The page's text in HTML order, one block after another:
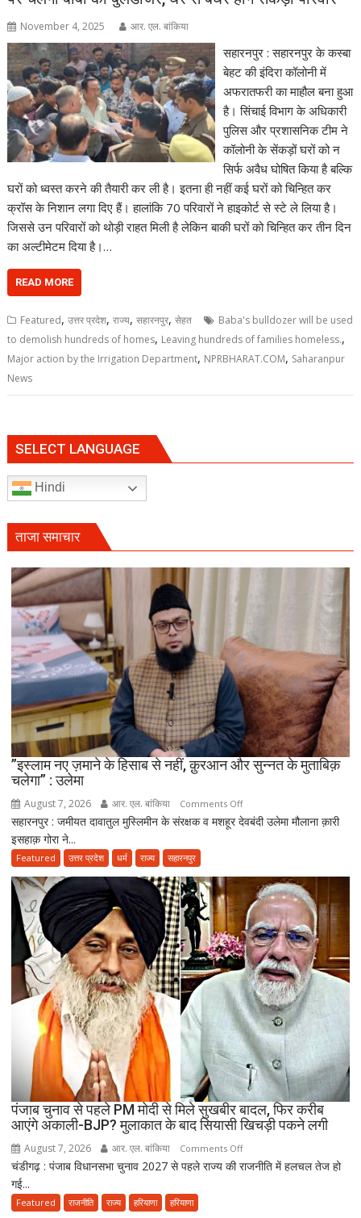
November 4, 2025 आर. एल. बांकिया
सहारनपुर : सहारनपुर के कस्बा
बेहट की इंदिरा कॉलोनी में
अफरातफरी का माहौल बना हुआ
है। सिंचाई विभाग के अधिकारी
पुलिस और प्रशासनिक टीम ने
कॉलोनी के सेंकड़ों घरों को न
सिर्फ अवैध घोषित किया है बल्कि
घरों को ध्वस्त करने की तैयारी कर ली है। इतना ही नहीं कई घरों को चिन्हित कर
क्रॉस के निशान लगा दिए हैं। हालांकि 70 परिवारों ने हाइकोर्ट से स्टे ले लिया है।
जिससे उन परिवारों को थोड़ी राहत मिली है लेकिन बाकी घरों को चिन्हित कर तीन दिन
का अल्टीमेटम दिया है।…
READ MORE
Featured,उत्तर प्रदेश,राज्य,सहारनपुर,सेहत
Baba's bulldozer will be used
to demolish hundreds of homes, Leaving hundreds of families homeless.,
Major action by the Irrigation Department, NPRBHARAT.COM, Saharanpur
News
SELECT LANGUAGE
Hindi
ताजा समाचार
”इस्लाम नए ज़माने के हिसाब से नहीं, क़ुरआन और सुन्नत के मुताबिक़
चलेगा” : उलेमा
August 7, 2026 आर. एल. बांकिया Comments Offon
”इस्लाम
हिसाब
से
नहीं,
क़ुरआन
और
सुन्नत
के
मुताबिक़
चलेगा”
उलेमा
सहारनपुर : जमीयत दावातुल मुस्लिमीन के संरक्षक व मशहूर देवबंदी उलेमा मौलाना क़ारी
इसहाक़ गोरा ने...
Featured उत्तर प्रदेश धर्म राज्य सहारनपुर
पंजाब चुनाव से पहले PM मोदी से मिले सुखबीर बादल, फिर करीब
आएंगे अकाली-BJP? मुलाकात के बाद सियासी खिचड़ी पकने लगी
August 7, 2026 आर. एल. बांकिया Comments Offon
पंजाब
चंडीगढ़ : पंजाब विधानसभा चुनाव 2027 से पहले राज्य की राजनीति में हलचल तेज हो
गई...
Featured राजनीति राज्य हरियाणा हरियाणा